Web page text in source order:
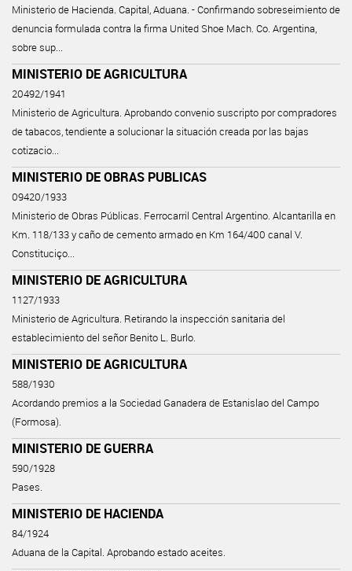
Ministerio de Hacienda. Capital, Aduana. - Confirmando sobreseimiento de
denuncia formulada contra la firma United Shoe Mach. Co. Argentina,
sobre sup...
MINISTERIO DE AGRICULTURA
20492/1941
Ministerio de Agricultura. Aprobando convenio suscripto por compradores
de tabacos, tendiente a solucionar la situación creada por las bajas
cotizacio...
MINISTERIO DE OBRAS PUBLICAS
09420/1933
Ministerio de Obras Públicas. Ferrocarril Central Argentino. Alcantarilla en
Km. 118/133 y caño de cemento armado en Km 164/400 canal V.
Constituciço...
MINISTERIO DE AGRICULTURA
1127/1933
Ministerio de Agricultura. Retirando la inspección sanitaria del
establecimiento del señor Benito L. Burlo.
MINISTERIO DE AGRICULTURA
588/1930
Acordando premios a la Sociedad Ganadera de Estanislao del Campo
(Formosa).
MINISTERIO DE GUERRA
590/1928
Pases.
MINISTERIO DE HACIENDA
84/1924
Aduana de la Capital. Aprobando estado aceites.